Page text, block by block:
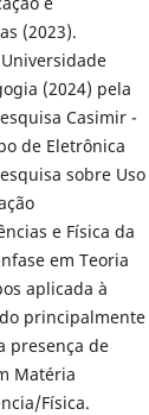
(2023).
(2024) pela
Casimir -
de Eletrônica
sobre Uso
e Física da
em Teoria
aplicada à
principalmente
presença de
Matéria
Física.